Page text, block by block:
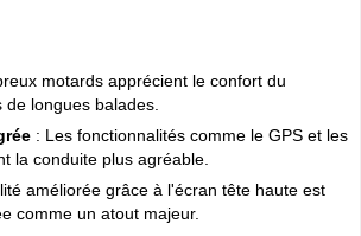
motards apprécient le confort du
de longues balades.
: Les fonctionnalités comme le GPS et les
la conduite plus agréable.
améliorée grâce à l'écran tête haute est
comme un atout majeur.